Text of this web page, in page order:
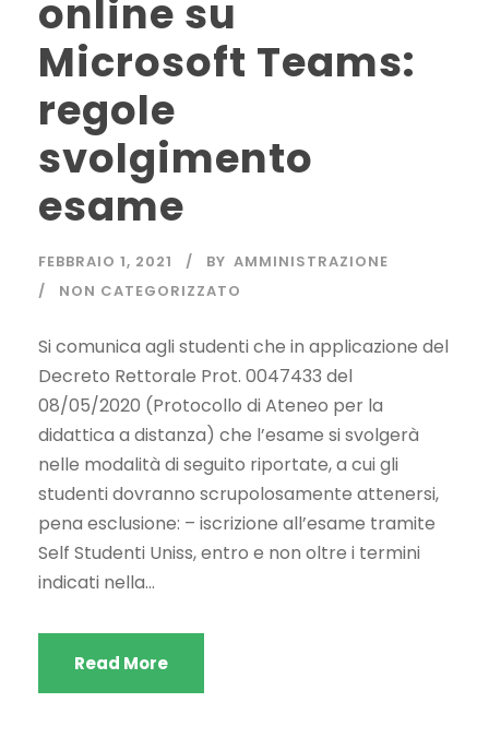
online su
Microsoft Teams:
regole
svolgimento
esame
FEBBRAIO 1, 2021 BY AMMINISTRAZIONE
NON CATEGORIZZATO
Si comunica agli studenti che in applicazione del
Decreto Rettorale Prot. 0047433 del
08/05/2020 (Protocollo di Ateneo per la
didattica a distanza) che l’esame si svolgerà
nelle modalità di seguito riportate, a cui gli
studenti dovranno scrupolosamente attenersi,
pena esclusione: – iscrizione all’esame tramite
Self Studenti Uniss, entro e non oltre i termini
indicati nella...
Read More